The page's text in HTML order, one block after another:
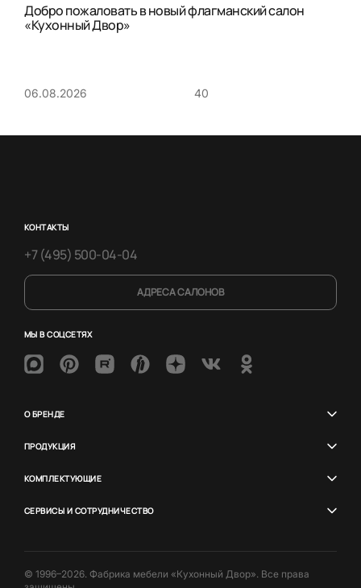
Добро пожаловать в новый флагманский салон
«Кухонный Двор»
06.08.2026 40
КОНТАКТЫ
+7 (495) 500-04-04
АДРЕСА САЛОНОВ
МЫ В СОЦСЕТЯХ
О БРЕНДЕ
ПРОДУКЦИЯ
КОМПЛЕКТУЮЩИЕ
СЕРВИСЫ И СОТРУДНИЧЕСТВО
© 1996–2026. Фабрика мебели «Кухонный Двор». Все права